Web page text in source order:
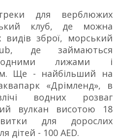
для верблюжих
клуб, де можна
видів зброї, морський
де займаються
водними лижами і
Ще - найбільший на
«Дрімленд», в
водних розваг
вулкан висотою 18
для дорослих
дітей - 100 AED.